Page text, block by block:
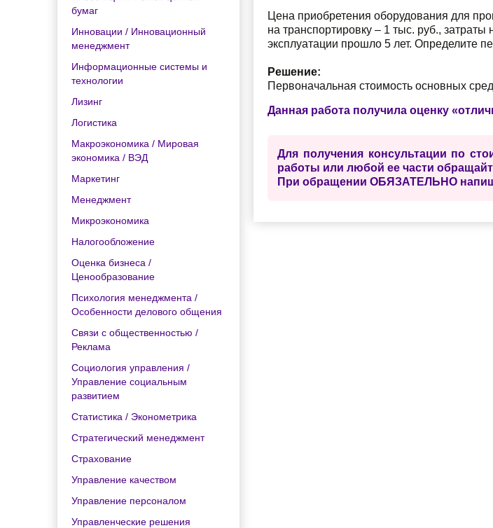
бумаг
Инновации / Инновационный
менеджмент
Информационные системы и
технологии
Лизинг
Логистика
Макроэкономика / Мировая
экономика / ВЭД
Маркетинг
Менеджмент
Микроэкономика
Налогообложение
Оценка бизнеса /
Ценообразование
Психология менеджмента /
Особенности делового общения
Связи с общественностью /
Реклама
Социология управления /
Управление социальным
развитием
Статистика / Эконометрика
Стратегический менеджмент
Страхование
Управление качеством
Управление персоналом
Управленческие решения
Цена приобретения оборудования для
на транспортировку – 1 тыс. руб.,
эксплуатации прошло 5 лет. Определите
Решение:
Первоначальная стоимость основных
Данная работа получила оценку
Для получения консультации по
работы или любой ее части
При обращении ОБЯЗАТЕЛЬНО